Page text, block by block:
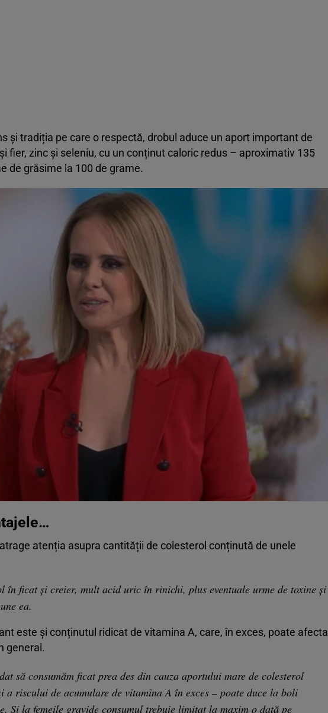
și tradiția pe care o respectă, drobul aduce un aport important de
fier, zinc și seleniu, cu un conținut caloric redus – aproximativ 135
de grăsime la 100 de grame.
atenția asupra cantității de colesterol conținută de unele
în ficat şi creier, mult acid uric în rinichi, plus eventuale urme de toxine şi
ea.
este și conținutul ridicat de vitamina A, care, în exces, poate afecta
general.
să consumăm ficat prea des din cauza aportului mare de colesterol
a riscului de acumulare de vitamina A în exces – poate duce la boli
Şi la femeile gravide consumul trebuie limitat la maxim o dată pe